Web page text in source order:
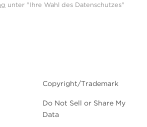
unter "Ihre Wahl des Datenschutzes"
Copyright/Trademark
Do Not Sell or Share My
Data